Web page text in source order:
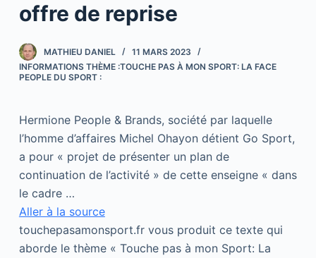
e
u
offre de reprise
MATHIEU DANIEL
11 MARS 2023
INFORMATIONS THÈME :TOUCHE PAS À MON SPORT: LA FACE
PEOPLE DU SPORT :
Hermione People & Brands, société par laquelle
l’homme d’affaires Michel Ohayon détient Go Sport,
a pour « projet de présenter un plan de
continuation de l’activité » de cette enseigne « dans
le cadre …
Aller à la source
touchepasamonsport.fr vous produit ce texte qui
aborde le thème « Touche pas à mon Sport: La